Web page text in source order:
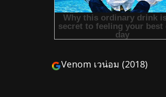
Venom เวน่อม (2018)